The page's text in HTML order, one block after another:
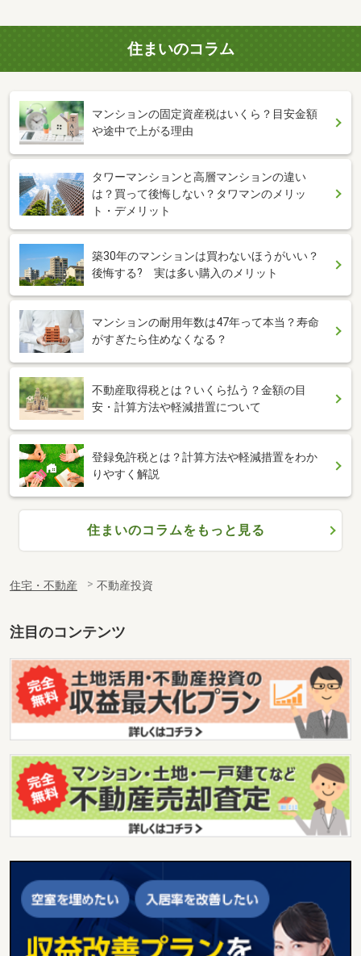
住まいのコラム
マンションの固定資産税はいくら？目安金額
や途中で上がる理由
タワーマンションと高層マンションの違い
は？買って後悔しない？タワマンのメリッ
ト・デメリット
築30年のマンションは買わないほうがいい？
後悔する? 実は多い購入のメリット
マンションの耐用年数は47年って本当？寿命
がすぎたら住めなくなる？
不動産取得税とは？いくら払う？金額の目
安・計算方法や軽減措置について
登録免許税とは？計算方法や軽減措置をわか
りやすく解説
住まいのコラムをもっと見る
住宅・不動産 不動産投資
注目のコンテンツ